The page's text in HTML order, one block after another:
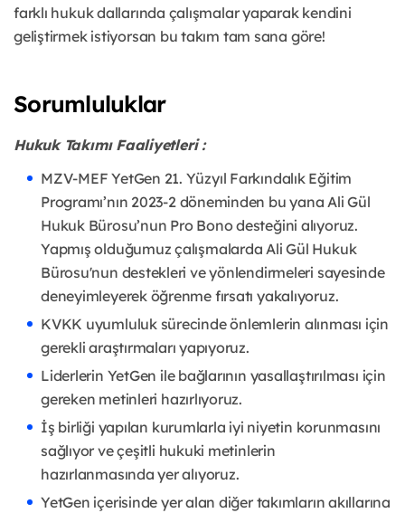
farklı hukuk dallarında çalışmalar yaparak kendini
geliştirmek istiyorsan bu takım tam sana göre!
Sorumluluklar
Hukuk Takımı Faaliyetleri :
MZV-MEF YetGen 21. Yüzyıl Farkındalık Eğitim
Programı’nın 2023-2 döneminden bu yana Ali Gül
Hukuk Bürosu’nun Pro Bono desteğini alıyoruz.
Yapmış olduğumuz çalışmalarda Ali Gül Hukuk
Bürosu'nun destekleri ve yönlendirmeleri sayesinde
deneyimleyerek öğrenme fırsatı yakalıyoruz.
KVKK uyumluluk sürecinde önlemlerin alınması için
gerekli araştırmaları yapıyoruz.
Liderlerin YetGen ile bağlarının yasallaştırılması için
gereken metinleri hazırlıyoruz.
İş birliği yapılan kurumlarla iyi niyetin korunmasını
sağlıyor ve çeşitli hukuki metinlerin
hazırlanmasında yer alıyoruz.
YetGen içerisinde yer alan diğer takımların akıllarına